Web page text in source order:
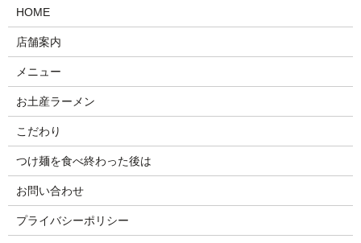
HOME
店舗案内
メニュー
お土産ラーメン
こだわり
つけ麺を食べ終わった後は
お問い合わせ
プライバシーポリシー